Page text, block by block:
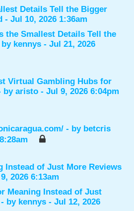
Details Tell the Bigger
- Jul 10, 2026 1:36am
the Smallest Details Tell the
by kennys - Jul 21, 2026
Virtual Gambling Hubs for
by aristo - Jul 9, 2026 6:04pm
- by betcris
Instead of Just More Reviews
2026 6:13am
Meaning Instead of Just
- by kennys - Jul 12, 2026